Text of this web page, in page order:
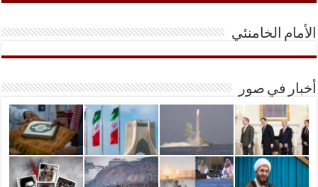
الأمام الخامنئي
أخبار في صور